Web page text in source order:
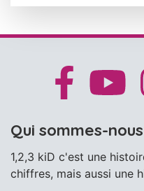
Qui sommes-
1,2,3 kiD c'est une
chiffres, mais aussi une